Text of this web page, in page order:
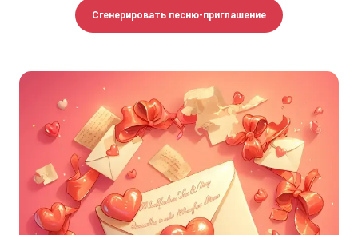
Сгенерировать песню-приглашение